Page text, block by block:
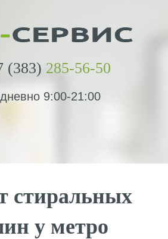
(383) 285-56-50
9:00-21:00
стиральных
у метро